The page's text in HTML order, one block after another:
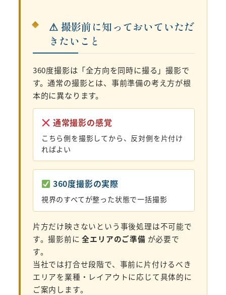
⚠ 撮影前に知っておいていただ
きたいこと
360度撮影は「全方向を同時に撮る」撮影で
す。通常の撮影とは、事前準備の考え方が根
本的に異なります。
通常撮影の感覚
こちら側を撮影してから、反対側を片付け
ればよい
360度撮影の実際
視界のすべてが整った状態で一括撮影
片方だけ映さないという事後処理は不可能で
す。撮影前に全エリアのご準備 が必要で
す。
当社では打合せ段階で、事前に片付けるべき
エリアを業種・レイアウトに応じて具体的に
ご案内します。